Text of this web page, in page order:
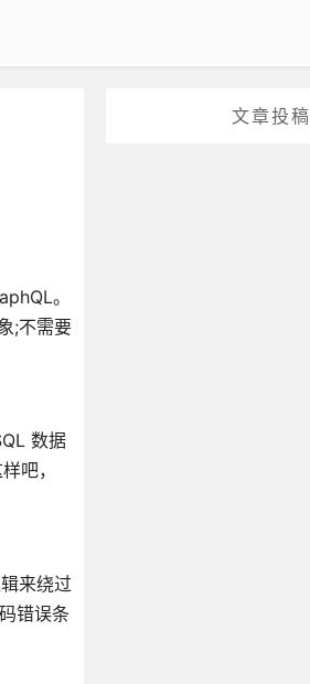
文章投稿
。
;不需要
数据
吧，
来绕过
错误条